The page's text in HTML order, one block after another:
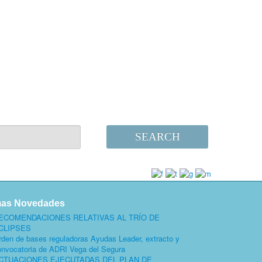
SEARCH
Novedades
RELATIVAS AL TRÍO DE
de bases reguladoras Ayudas Leader, extracto y
de ADRI Vega del Segura
EJECUTADAS DEL PLAN DE